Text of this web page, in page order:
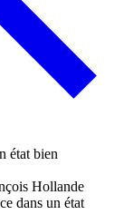
Hollande
dans un état